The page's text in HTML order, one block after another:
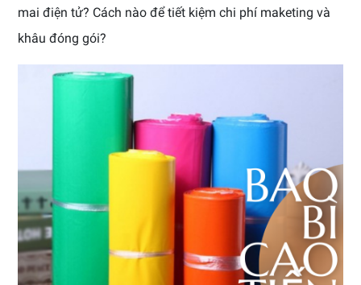
mai điện tử? Cách nào để tiết kiệm chi phí maketing và
khâu đóng gói?